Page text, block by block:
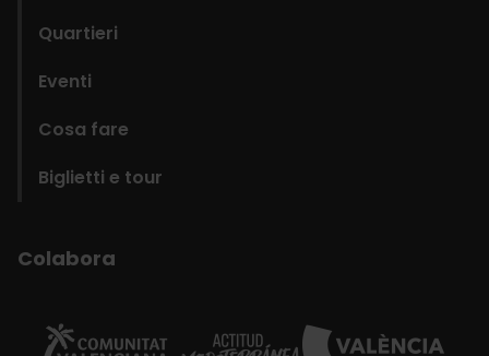
Quartieri
Eventi
Cosa fare
Biglietti e tour
Colabora